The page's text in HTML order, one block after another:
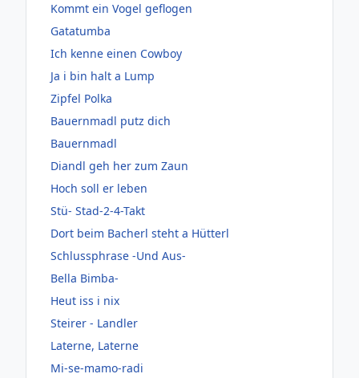
Kommt ein Vogel geflogen
Gatatumba
Ich kenne einen Cowboy
Ja i bin halt a Lump
Zipfel Polka
Bauernmadl putz dich
Bauernmadl
Diandl geh her zum Zaun
Hoch soll er leben
Stü- Stad-2-4-Takt
Dort beim Bacherl steht a Hütterl
Schlussphrase -Und Aus-
Bella Bimba-
Heut iss i nix
Steirer - Landler
Laterne, Laterne
Mi-se-mamo-radi